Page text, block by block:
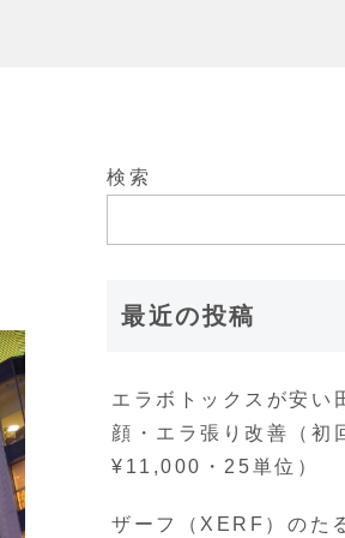
検索
最近の投稿
エラボトックスが安い
顔・エラ張り改善（初
¥11,000・25単位）
ザーフ（XERF）のた